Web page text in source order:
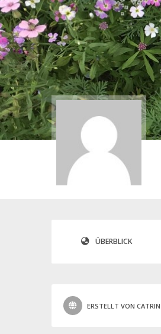
ÜBERBLICK
ERSTELLT VON CATRIN